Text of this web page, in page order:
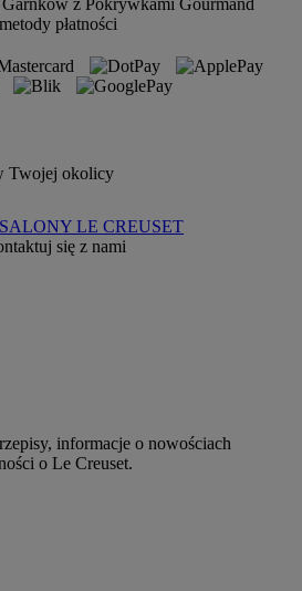
płatności
Twojej okolicy
LE CREUSET
się z nami
informacje o nowościach
o Le Creuset.